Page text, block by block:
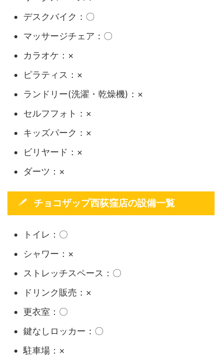
デスクバイク：〇
マッサージチェア：〇
カラオケ：×
ピラティス：×
ランドリー(洗濯・乾燥機)：×
セルフフォト：×
キッズパーク：×
ビリヤード：×
ダーツ：×
チョコザップ西荻窪店の設備一覧
トイレ：〇
シャワー：×
ストレッチスペース：〇
ドリンク販売：×
更衣室：〇
鍵なしロッカー：〇
駐車場：×